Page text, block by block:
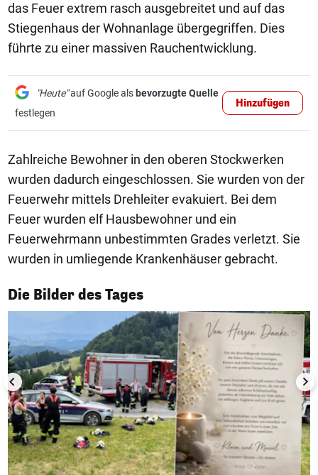
das Feuer extrem rasch ausgebreitet und auf das
Stiegenhaus der Wohnanlage übergegriffen. Dies
führte zu einer massiven Rauchentwicklung.
"Heute"auf Google als bevorzugte Quelle
festlegen
Hinzufügen
Zahlreiche Bewohner in den oberen Stockwerken
wurden dadurch eingeschlossen. Sie wurden von der
Feuerwehr mittels Drehleiter evakuiert. Bei dem
Feuer wurden elf Hausbewohner und ein
Feuerwehrmann unbestimmten Grades verletzt. Sie
wurden in umliegende Krankenhäuser gebracht.
Die Bilder des Tages
1/50